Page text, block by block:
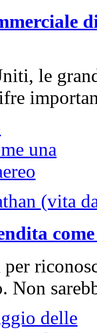
le
(vita
per
Non